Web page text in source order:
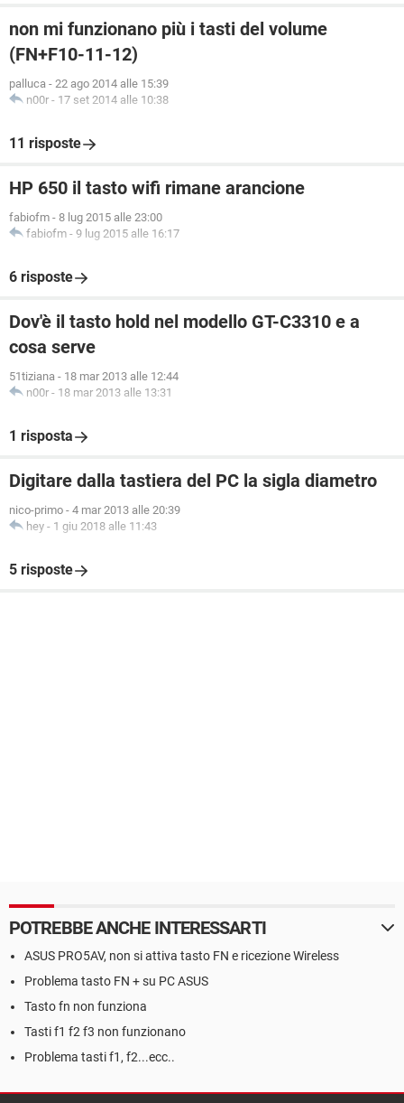
non mi funzionano più i tasti del volume
(FN+F10-11-12)
palluca - 22 ago 2014 alle 15:39
n00r - 17 set 2014 alle 10:38
11 risposte
HP 650 il tasto wifi rimane arancione
fabiofm - 8 lug 2015 alle 23:00
fabiofm - 9 lug 2015 alle 16:17
6 risposte
Dov'è il tasto hold nel modello GT-C3310 e a
cosa serve
51tiziana - 18 mar 2013 alle 12:44
n00r - 18 mar 2013 alle 13:31
1 risposta
Digitare dalla tastiera del PC la sigla diametro
nico-primo - 4 mar 2013 alle 20:39
hey - 1 giu 2018 alle 11:43
5 risposte
POTREBBE ANCHE INTERESSARTI
ASUS PRO5AV, non si attiva tasto FN e ricezione Wireless
Problema tasto FN + su PC ASUS
Tasto fn non funziona
Tasti f1 f2 f3 non funzionano
Problema tasti f1, f2...ecc..